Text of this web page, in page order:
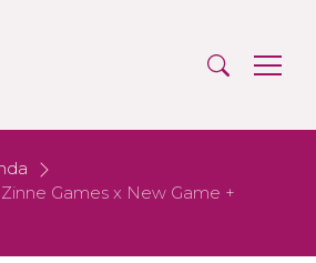
Games x New Game +